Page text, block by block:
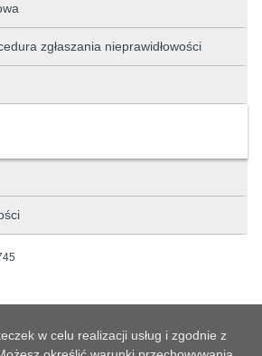
zgłaszania nieprawidłowości
w celu realizacji usług i zgodnie z